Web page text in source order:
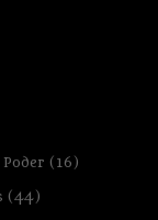
(16)
(44)